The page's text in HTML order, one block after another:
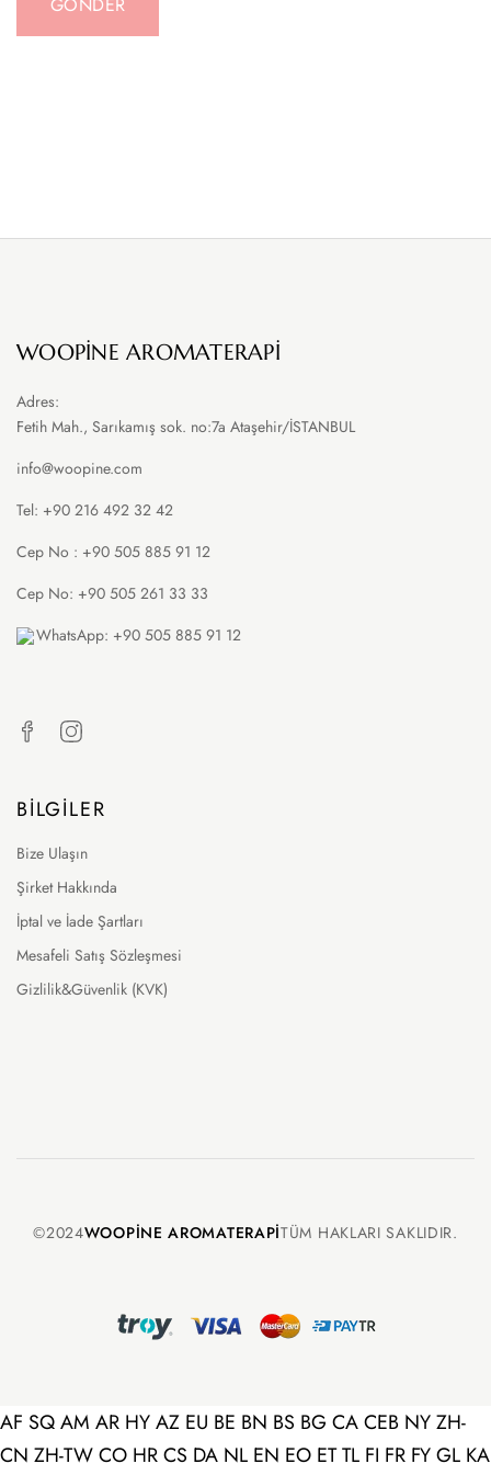
WOOPINE AROMATERAPI
Adres:
Fetih Mah., Sarıkamış sok. no:7a Ataşehir/İSTANBUL
info@woopine.com
Tel: +90 216 492 32 42
Cep No : +90 505 885 91 12
Cep No: +90 505 261 33 33
WhatsApp: +90 505 885 91 12
BILGILER
Bize Ulaşın
Şirket Hakkında
İptal ve İade Şartları
Mesafeli Satış Sözleşmesi
Gizlilik&Güvenlik (KVK)
©2024WOOPINE AROMATERAPITÜM HAKLARI SAKLIDIR.
AF SQAM AR HYAZ EU BE BN BS BG CACEB NYZH-
CN ZH-TWCO HRCS DA NL EN EO ETTL FI FR FYGL KA